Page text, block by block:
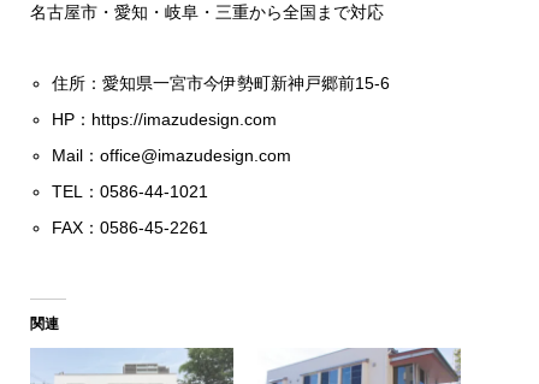
名古屋市・愛知・岐阜・三重から全国まで対応
住所：愛知県一宮市今伊勢町新神戸郷前15-6
HP： https://imazudesign.com
Mail：office@imazudesign.com
TEL：0586-44-1021
FAX：0586-45-2261
関連